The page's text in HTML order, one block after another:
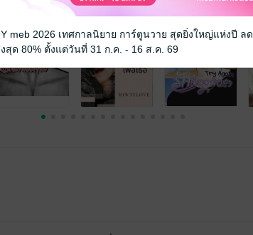
meb 2026 เทศกาลนิยาย การ์ตูนวาย สุดยิ่งใหญ่แห่งปี ลด
สุด 80% ตั้งแต่วันที่ 31 ก.ค. - 16 ส.ค. 69